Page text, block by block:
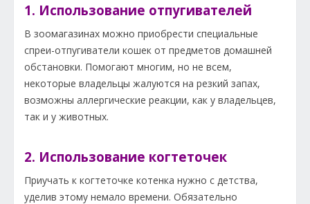
1. Использование отпугивателей
В зоомагазинах можно приобрести специальные
спреи-отпугиватели кошек от предметов домашней
обстановки. Помогают многим, но не всем,
некоторые владельцы жалуются на резкий запах,
возможны аллергические реакции, как у владельцев,
так и у животных.
2. Использование когтеточек
Приучать к когтеточке котенка нужно с детства,
уделив этому немало времени. Обязательно